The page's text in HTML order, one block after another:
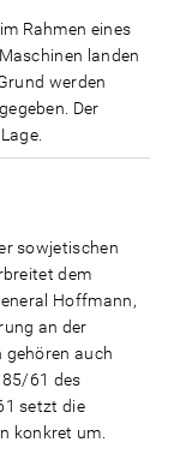
Rahmen eines
landen
werden
Der
sowjetischen
dem
Hoffmann,
an der
gehören auch
85/61 des
setzt die
konkret um.